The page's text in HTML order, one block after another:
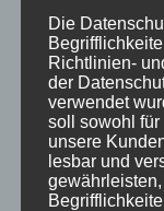
Extra Rabatt
Traveller
Blog Archiv
Blog
Archiv
Kategorien
Die
Richtlinien-
der
verwendet
soll sowohl für
unsere
lesbar und